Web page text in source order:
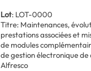
Lot: LOT-0000
Titre: Maintenances,
prestations associées et
de modules
de gestion électronique de
Alfresco